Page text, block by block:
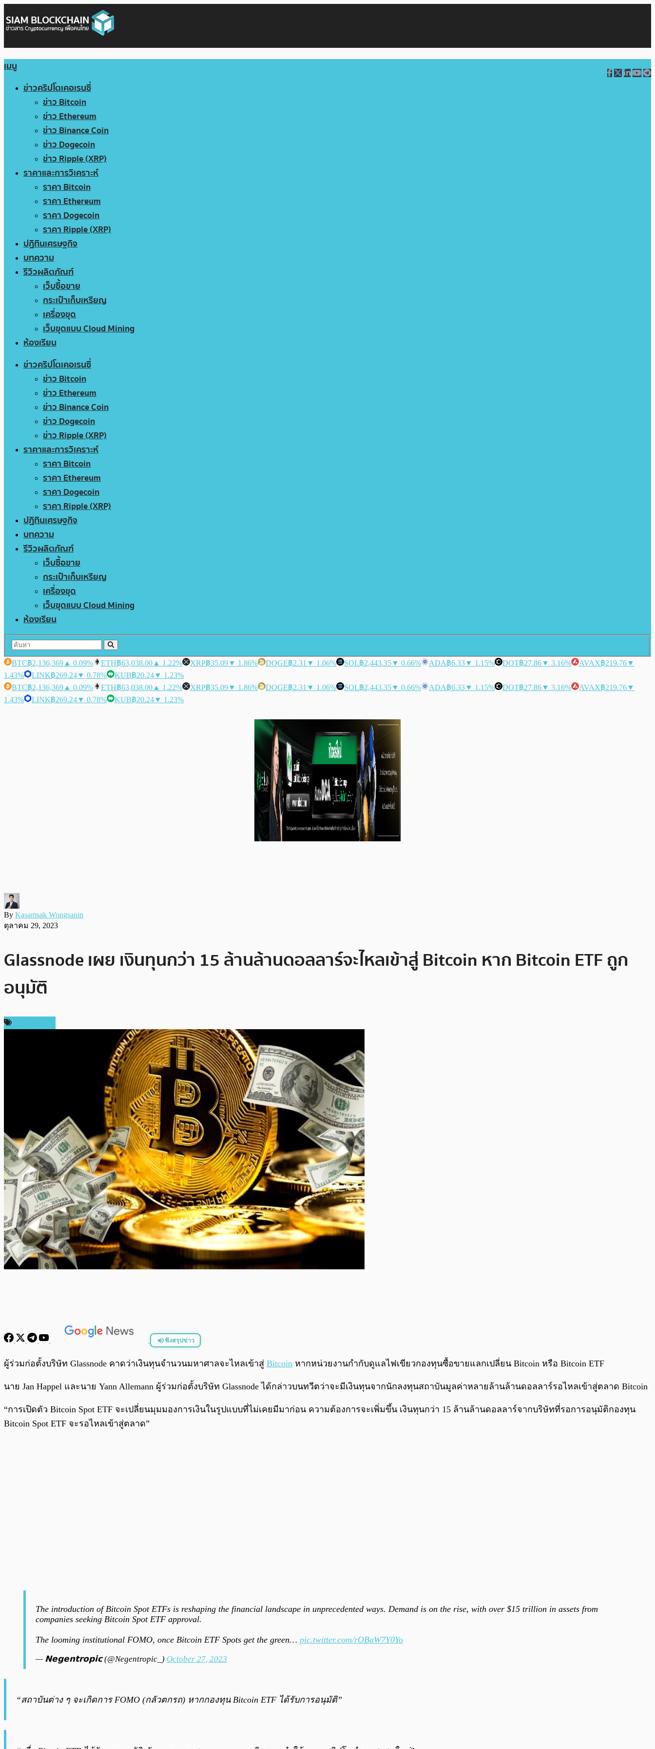
เมนู
ข่าวคริปโตเคอเรนซี่
ข่าว Bitcoin
ข่าว Ethereum
ข่าว Binance Coin
ข่าว Dogecoin
ข่าว Ripple (XRP)
ราคาและการวิเคราะห์
ราคา Bitcoin
ราคา Ethereum
ราคา Dogecoin
ราคา Ripple (XRP)
ปฏิทินเศรษฐกิจ
บทความ
รีวิวผลิตภัณฑ์
เว็บซื้อขาย
กระเป๋าเก็บเหรียญ
เครื่องขุด
เว็บขุดแบบ Cloud Mining
ห้องเรียน
ข่าวคริปโตเคอเรนซี่
ข่าว Bitcoin
ข่าว Ethereum
ข่าว Binance Coin
ข่าว Dogecoin
ข่าว Ripple (XRP)
ราคาและการวิเคราะห์
ราคา Bitcoin
ราคา Ethereum
ราคา Dogecoin
ราคา Ripple (XRP)
ปฏิทินเศรษฐกิจ
บทความ
รีวิวผลิตภัณฑ์
เว็บซื้อขาย
กระเป๋าเก็บเหรียญ
เครื่องขุด
เว็บขุดแบบ Cloud Mining
ห้องเรียน
BTC฿2,136,369 ▲ 0.09% ETH฿63,038.00 ▲ 1.22% XRP฿35.09▼ 1.86% DOGE฿2.31 ▼ 1.06% SOL฿2,443.35▼ 0.66% ADA฿6.33▼ 1.15% DOT฿27.86▼ 3.16% AVAX฿219.76▼
1.43%
LINK฿269.24▼ 0.78% KUB฿20.24▼ 1.23%
BTC฿2,136,369 ▲ 0.09% ETH฿63,038.00 ▲ 1.22% XRP฿35.09▼ 1.86% DOGE฿2.31 ▼ 1.06% SOL฿2,443.35▼ 0.66% ADA฿6.33▼ 1.15% DOT฿27.86▼ 3.16% AVAX฿219.76▼
1.43%
LINK฿269.24▼ 0.78% KUB฿20.24▼ 1.23%
By Kasamsak Wongsanin
ตุลาคม 29, 2023
Glassnode เผย เงินทุนกว่า 15 ล้านล้านดอลลาร์จะไหลเข้าสู่ Bitcoin หาก Bitcoin ETF ถูก
อนุมัติ
ฟังสรุปข่าว
พร้อมเล่น 0:00/
ผู้ร่วมก่อตั้งบริษัท Glassnode คาดว่าเงินทุนจำนวนมหาศาลจะไหลเข้าสู่ Bitcoin หากหน่วยงานกำกับดูแลไฟเขียวกองทุนซื้อขายแลกเปลี่ยน Bitcoin หรือ Bitcoin ETF
นาย Jan Happel และนาย Yann Allemann ผู้ร่วมก่อตั้งบริษัท Glassnode ได้กล่าวบนทวีตว่าจะมีเงินทุนจากนักลงทุนสถาบันมูลค่าหลายล้านล้านดอลลาร์รอไหลเข้าสู่ตลาด Bitcoin
“การเปิดตัว Bitcoin Spot ETF จะเปลี่ยนมุมมองการเงินในรูปแบบที่ไม่เคยมีมาก่อน ความต้องการจะเพิ่มขึ้น เงินทุนกว่า 15 ล้านล้านดอลลาร์จากบริษัทที่รอการอนุมัติกองทุน
Bitcoin Spot ETF จะรอไหลเข้าสู่ตลาด”
The introduction of Bitcoin Spot ETFs is reshaping the financial landscape in unprecedented ways. Demand is on the rise, with over $15 trillion in assets from
companies seeking Bitcoin Spot ETF approval.
The looming institutional FOMO, once Bitcoin ETF Spots get the green… pic.twitter.com/rOBaW7Y0Yo
— 𝗡𝗲𝗴𝗲𝗻𝘁𝗿𝗼𝗽𝗶𝗰 (@Negentropic_) October 27, 2023
“สถาบันต่าง ๆ จะเกิดการ FOMO (กลัวตกรถ) หากกองทุน Bitcoin ETF ได้รับการอนุมัติ”